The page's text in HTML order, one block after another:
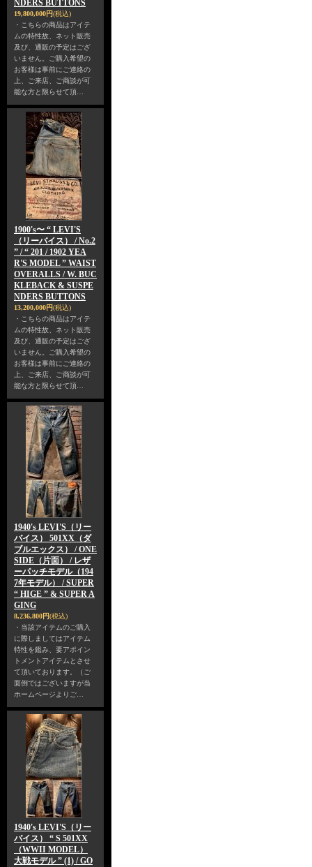
NDERS BUTTONS
19,800,000円(税込)
・こちらの商品はアイテ
ムの特性故、ネット販売
及び、通販の予定はござ
いません。ご購入希望の
お客様は事前にご連絡の
上、ご来店、ご商談が可
能な方と限らせて頂…
1900's〜 “ LEVI'S
（リーバイス） / No.2
” / “ 201 / 1902 YEA
R'S MODEL ” WAIST
OVERALLS / W. BUC
KLEBACK & SUSPE
NDERS BUTTONS
13,200,000円(税込)
・こちらの商品はアイテ
ムの特性故、ネット販売
及び、通販の予定はござ
いません。ご購入希望の
お客様は事前にご連絡の
上、ご来店、ご商談が可
能な方と限らせて頂…
1940's LEVI'S（リー
バイス） 501XX（ダ
ブルエックス） / ONE
SIDE（片面） / レザ
ーパッチモデル（194
7年モデル） / SUPER
“ HIGE ” & SUPER A
GING
8,236,800円(税込)
・当該アイテムのご購入
に際しましてはアイテム
特性を鑑み、要アポイン
トメントアイテムとさせ
て頂いております。（ご
面倒ではございますが当
ホームページよりご…
1940's LEVI'S（リー
バイス） “ S 501XX
（WWII MODEL）
大戦モデル ” (1) / GO